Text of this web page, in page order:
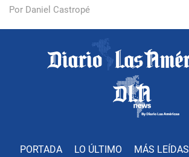
Por Daniel Castropé
PORTADA LO ÚLTIMO MÁS LEÍDAS